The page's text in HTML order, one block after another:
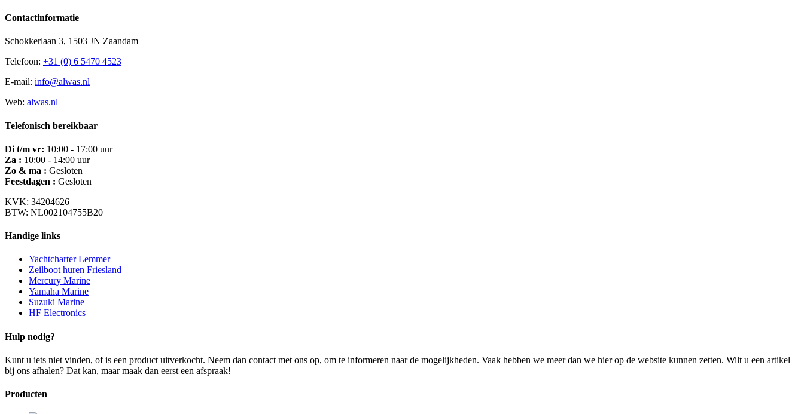
Contactinformatie
Schokkerlaan 3, 1503 JN Zaandam
Telefoon: +31 (0) 6 5470 4523
E-mail: info@alwas.nl
Web: alwas.nl
Telefonisch bereikbaar
Di t/m vr: 10:00 - 17:00 uur
Za : 10:00 - 14:00 uur
Zo & ma : Gesloten
Feestdagen : Gesloten
KVK: 34204626
BTW: NL002104755B20
Handige links
Yachtcharter Lemmer
Zeilboot huren Friesland
Mercury Marine
Yamaha Marine
Suzuki Marine
HF Electronics
Hulp nodig?
Kunt u iets niet vinden, of is een product uitverkocht. Neem dan contact met ons op, om te informeren naar de mogelijkheden. Vaak hebben we meer dan we hier op de website kunnen zetten. Wilt u een artikel
bij ons afhalen? Dat kan, maar maak dan eerst een afspraak!
Producten